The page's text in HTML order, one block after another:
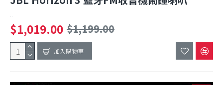
..
$1,019.00 $1,199.00
加入購物車